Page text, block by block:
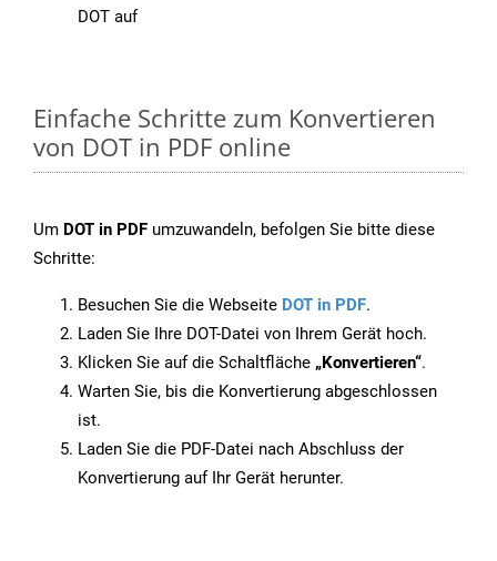
DOT auf
Einfache Schritte zum Konvertieren
von DOT in PDF online
Um DOT in PDF umzuwandeln, befolgen Sie bitte diese
Schritte:
Besuchen Sie die Webseite DOT in PDF.
Laden Sie Ihre DOT-Datei von Ihrem Gerät hoch.
Klicken Sie auf die Schaltfläche „Konvertieren“.
Warten Sie, bis die Konvertierung abgeschlossen
ist.
Laden Sie die PDF-Datei nach Abschluss der
Konvertierung auf Ihr Gerät herunter.